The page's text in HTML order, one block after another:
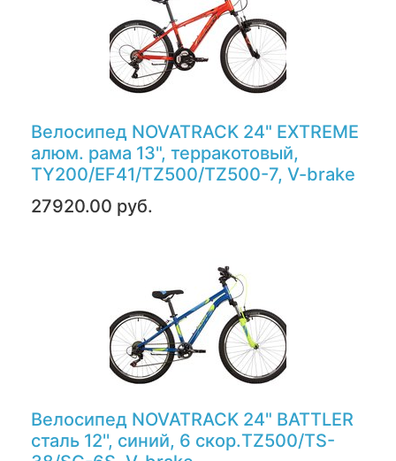
Велосипед NOVATRACK 24" EXTREME
алюм. рама 13", терракотовый,
TY200/EF41/TZ500/TZ500-7, V-brake
27920.00 руб.
Велосипед NOVATRACK 24" BATTLER
сталь 12'', синий, 6 скор.TZ500/TS-